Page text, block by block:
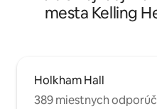
mesta Kelling
Holkham Hall
389 miestnych